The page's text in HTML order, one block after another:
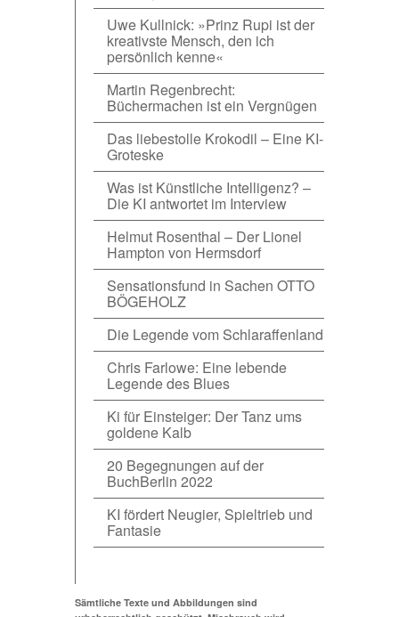
Uwe Kullnick: »Prinz Rupi ist der
kreativste Mensch, den ich
persönlich kenne«
Martin Regenbrecht:
Büchermachen ist ein Vergnügen
Das liebestolle Krokodil – Eine KI-
Groteske
Was ist Künstliche Intelligenz? –
Die KI antwortet im Interview
Helmut Rosenthal – Der Lionel
Hampton von Hermsdorf
Sensationsfund in Sachen OTTO
BÖGEHOLZ
Die Legende vom Schlaraffenland
Chris Farlowe: Eine lebende
Legende des Blues
Ki für Einsteiger: Der Tanz ums
goldene Kalb
20 Begegnungen auf der
BuchBerlin 2022
KI fördert Neugier, Spieltrieb und
Fantasie
Sämtliche Texte und Abbildungen sind